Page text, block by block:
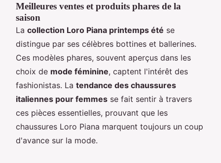
Meilleures ventes et produits phares de la
saison
La collection Loro Piana printemps été se
distingue par ses célèbres bottines et ballerines.
Ces modèles phares, souvent aperçus dans les
choix de mode féminine, captent l'intérêt des
fashionistas. La tendance des chaussures
italiennes pour femmes se fait sentir à travers
ces pièces essentielles, prouvant que les
chaussures Loro Piana marquent toujours un coup
d'avance sur la mode.